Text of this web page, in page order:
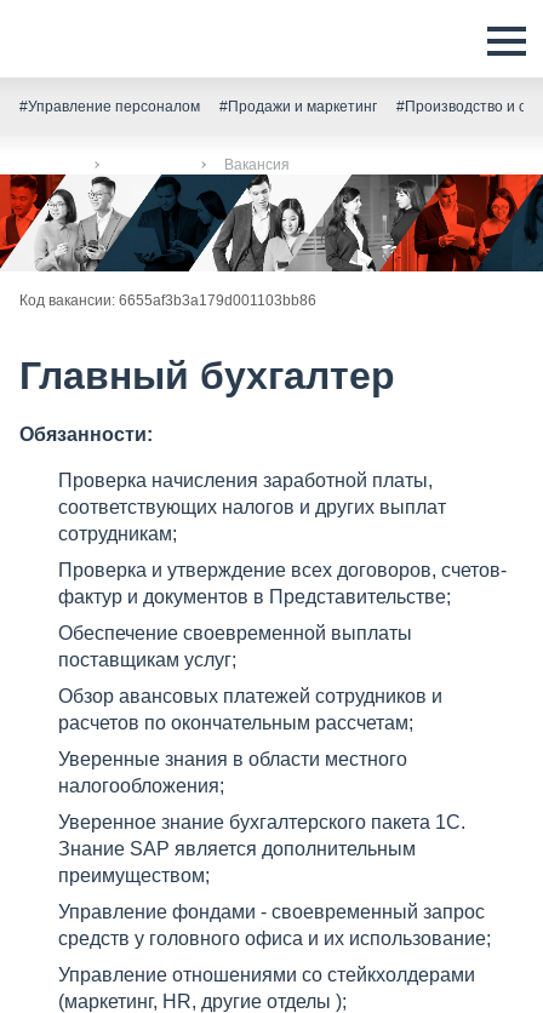
#Управление персоналом #Продажи и маркетинг #Производство и
Вакансия
Код вакансии: 6655af3b3a179d001103bb86
Главный бухгалтер
Обязанности:
Проверка начисления заработной платы,
соответствующих налогов и других выплат
сотрудникам;
Проверка и утверждение всех договоров, счетов-
фактур и документов в Представительстве;
Обеспечение своевременной выплаты
поставщикам услуг;
Обзор авансовых платежей сотрудников и
расчетов по окончательным рассчетам;
Уверенные знания в области местного
налогообложения;
Уверенное знание бухгалтерского пакета 1С.
Знание SAP является дополнительным
преимуществом;
Управление фондами - своевременный запрос
средств у головного офиса и их использование;
Управление отношениями со стейкхолдерами
(маркетинг, HR, другие отделы );